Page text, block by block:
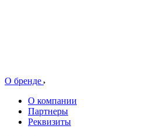
О бренде
О компании
Партнеры
Реквизиты